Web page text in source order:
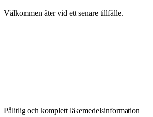
Välkommen åter vid ett senare tillfälle.
Pålitlig och komplett läkemedelsinformation